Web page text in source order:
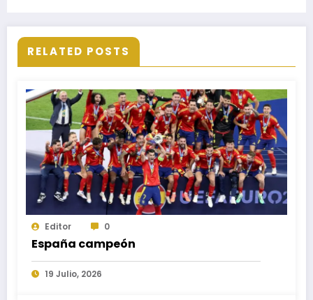
RELATED POSTS
Editor 0
España campeón
19 Julio, 2026